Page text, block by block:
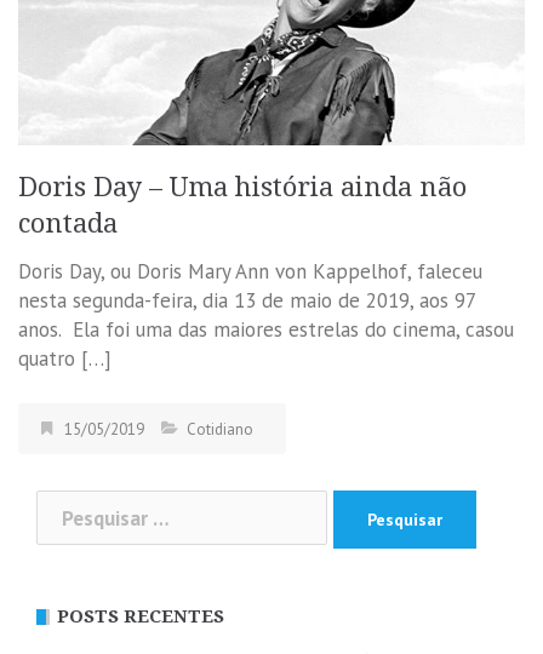
Doris Day – Uma história ainda não
contada
Doris Day, ou Doris Mary Ann von Kappelhof, faleceu
nesta segunda-feira, dia 13 de maio de 2019, aos 97
anos. Ela foi uma das maiores estrelas do cinema, casou
quatro […]
15/05/2019 Cotidiano
por:
POSTS RECENTES